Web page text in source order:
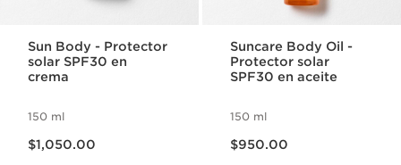
Sun Body - Protector
solar SPF30 en
crema
150 ml
$1,050.00
Suncare Body Oil -
Protector solar
SPF30 en aceite
150 ml
$950.00